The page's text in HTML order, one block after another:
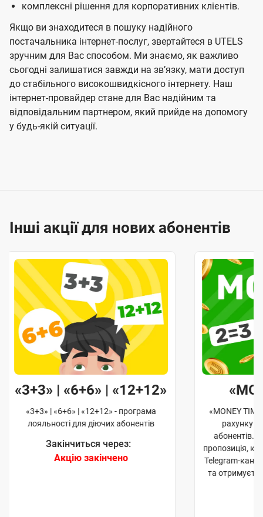
комплексні рішення для корпоративних клієнтів.
Якщо ви знаходитеся в пошуку надійного
постачальника інтернет-послуг, звертайтеся в UTELS
зручним для Вас способом. Ми знаємо, як важливо
сьогодні залишатися завжди на звʼязку, мати доступ
до стабільного високошвидкісного інтернету. Наш
інтернет-провайдер стане для Вас надійним та
відповідальним партнером, який прийде на допомогу
у будь-якій ситуації.
Інші акції для нових абонентів
«3+3» | «6+6» | «12+12»
«3+3» | «6+6» | «12+12» - програма
лояльності для діючих абонентів
Закінчиться через:
Акцію закінчено
«MONEY
рахунку
абонентів.
пропозиція,
Telegram-
та